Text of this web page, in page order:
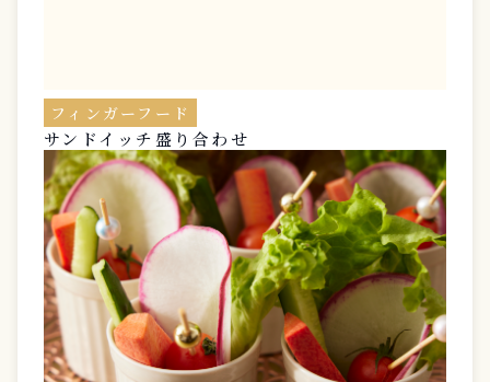
フィンガーフード
サンドイッチ盛り合わせ